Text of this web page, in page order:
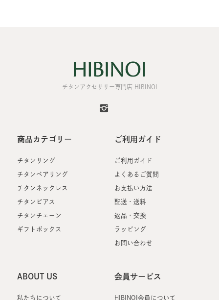
チタンアクセサリー専門店 HIBINOI
商品カテゴリー
チタンリング
チタンペアリング
チタンネックレス
チタンピアス
チタンチェーン
ギフトボックス
ご利用ガイド
ご利用ガイド
よくあるご質問
お支払い方法
配送・送料
返品・交換
ラッピング
お問い合わせ
ABOUT US
私たちについて
会員サービス
HIBINOI会員について